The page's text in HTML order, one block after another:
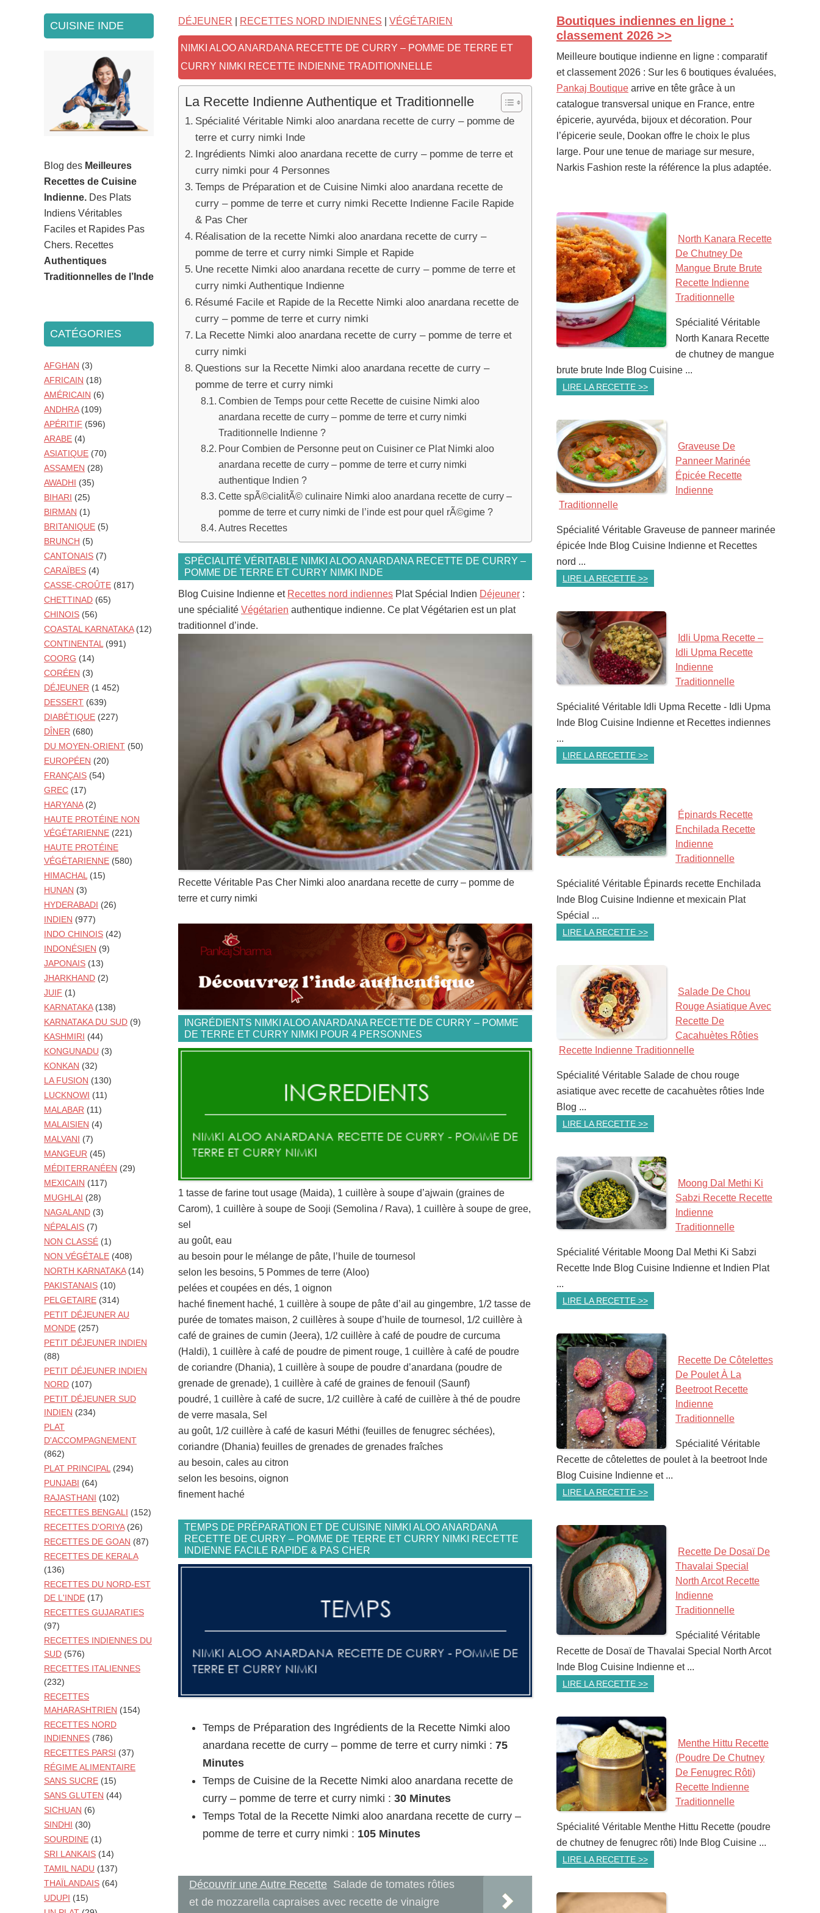
DÉJEUNER RECETTES NORD INDIENNES VÉGÉTARIEN
NIMKI ALOO ANARDANA RECETTE DE CURRY – POMME DE TERRE ET
CURRY NIMKI RECETTE INDIENNE TRADITIONNELLE
La Recette Indienne Authentique et Traditionnelle
Spécialité Véritable Nimki aloo anardana recette de curry – pomme de
terre et curry nimki Inde
Ingrédients Nimki aloo anardana recette de curry – pomme de terre et
curry nimki pour 4 Personnes
Temps de Préparation et de Cuisine Nimki aloo anardana recette de
curry – pomme de terre et curry nimki Recette Indienne Facile Rapide
& Pas Cher
Réalisation de la recette Nimki aloo anardana recette de curry –
pomme de terre et curry nimki Simple et Rapide
Une recette Nimki aloo anardana recette de curry – pomme de terre et
curry nimki Authentique Indienne
Résumé Facile et Rapide de la Recette Nimki aloo anardana recette de
curry – pomme de terre et curry nimki
La Recette Nimki aloo anardana recette de curry – pomme de terre et
curry nimki
Questions sur la Recette Nimki aloo anardana recette de curry –
pomme de terre et curry nimki
Combien de Temps pour cette Recette de cuisine Nimki aloo
anardana recette de curry – pomme de terre et curry nimki
Traditionnelle Indienne ?
Pour Combien de Personne peut on Cuisiner ce Plat Nimki aloo
anardana recette de curry – pomme de terre et curry nimki
authentique Indien ?
Cette spÃ©cialitÃ© culinaire Nimki aloo anardana recette de curry –
pomme de terre et curry nimki de l’inde est pour quel rÃ©gime ?
Autres Recettes
SPÉCIALITÉ VÉRITABLE NIMKI ALOO ANARDANA RECETTE DE CURRY –
POMME DE TERRE ET CURRY NIMKI INDE
Blog Cuisine Indienne et Recettes nord indiennes Plat Spécial Indien Déjeuner :
une spécialité Végétarien authentique indienne. Ce plat Végétarien est un plat
traditionnel d’inde.
Recette Véritable Pas Cher Nimki aloo anardana recette de curry – pomme de
terre et curry nimki
INGRÉDIENTS NIMKI ALOO ANARDANA RECETTE DE CURRY – POMME
DE TERRE ET CURRY NIMKI POUR 4 PERSONNES
1 tasse de farine tout usage (Maida), 1 cuillère à soupe d’ajwain (graines de
Carom), 1 cuillère à soupe de Sooji (Semolina / Rava), 1 cuillère à soupe de gree,
sel
au goût, eau
au besoin pour le mélange de pâte, l’huile de tournesol
selon les besoins, 5 Pommes de terre (Aloo)
pelées et coupées en dés, 1 oignon
haché finement haché, 1 cuillère à soupe de pâte d’ail au gingembre, 1/2 tasse de
purée de tomates maison, 2 cuillères à soupe d’huile de tournesol, 1/2 cuillère à
café de graines de cumin (Jeera), 1/2 cuillère à café de poudre de curcuma
(Haldi), 1 cuillère à café de poudre de piment rouge, 1 cuillère à café de poudre
de coriandre (Dhania), 1 cuillère à soupe de poudre d’anardana (poudre de
grenade de grenade), 1 cuillère à café de graines de fenouil (Saunf)
poudré, 1 cuillère à café de sucre, 1/2 cuillère à café de cuillère à thé de poudre
de verre masala, Sel
au goût, 1/2 cuillère à café de kasuri Méthi (feuilles de fenugrec séchées),
coriandre (Dhania) feuilles de grenades de grenades fraîches
au besoin, cales au citron
selon les besoins, oignon
finement haché
TEMPS DE PRÉPARATION ET DE CUISINE NIMKI ALOO ANARDANA
RECETTE DE CURRY – POMME DE TERRE ET CURRY NIMKI RECETTE
INDIENNE FACILE RAPIDE & PAS CHER
Temps de Préparation des Ingrédients de la Recette Nimki aloo
anardana recette de curry – pomme de terre et curry nimki : 75
Minutes
Temps de Cuisine de la Recette Nimki aloo anardana recette de
curry – pomme de terre et curry nimki : 30 Minutes
Temps Total de la Recette Nimki aloo anardana recette de curry –
pomme de terre et curry nimki : 105 Minutes
Découvrir une Autre Recette Salade de tomates rôties
et de mozzarella capraises avec recette de vinaigre
PRIMARY
SIDEBAR
Boutiques indiennes en ligne :
classement 2026 >>
Meilleure boutique indienne en ligne : comparatif
et classement 2026 : Sur les 6 boutiques évaluées,
Pankaj Boutique arrive en tête grâce à un
catalogue transversal unique en France, entre
épicerie, ayurvéda, bijoux et décoration. Pour
l’épicerie seule, Dookan offre le choix le plus
large. Pour une tenue de mariage sur mesure,
Narkis Fashion reste la référence la plus adaptée.
North Kanara Recette
De Chutney De
Mangue Brute Brute
Recette Indienne
Traditionnelle
Spécialité Véritable
North Kanara Recette
de chutney de mangue
brute brute Inde Blog Cuisine ...
LIRE LA RECETTE >>
Graveuse De
Panneer Marinée
Épicée Recette
Indienne
Traditionnelle
Spécialité Véritable Graveuse de panneer marinée
épicée Inde Blog Cuisine Indienne et Recettes
nord ...
LIRE LA RECETTE >>
Idli Upma Recette –
Idli Upma Recette
Indienne
Traditionnelle
Spécialité Véritable Idli Upma Recette - Idli Upma
Inde Blog Cuisine Indienne et Recettes indiennes
...
LIRE LA RECETTE >>
Épinards Recette
Enchilada Recette
Indienne
Traditionnelle
Spécialité Véritable Épinards recette Enchilada
Inde Blog Cuisine Indienne et mexicain Plat
Spécial ...
LIRE LA RECETTE >>
Salade De Chou
Rouge Asiatique Avec
Recette De
Cacahuètes Rôties
Recette Indienne Traditionnelle
Spécialité Véritable Salade de chou rouge
asiatique avec recette de cacahuètes rôties Inde
Blog ...
LIRE LA RECETTE >>
Moong Dal Methi Ki
Sabzi Recette Recette
Indienne
Traditionnelle
Spécialité Véritable Moong Dal Methi Ki Sabzi
Recette Inde Blog Cuisine Indienne et Indien Plat
...
LIRE LA RECETTE >>
Recette De Côtelettes
De Poulet À La
Beetroot Recette
Indienne
Traditionnelle
Spécialité Véritable
Recette de côtelettes de poulet à la beetroot Inde
Blog Cuisine Indienne et ...
LIRE LA RECETTE >>
Recette De Dosaï De
Thavalai Special
North Arcot Recette
Indienne
Traditionnelle
Spécialité Véritable
Recette de Dosaï de Thavalai Special North Arcot
Inde Blog Cuisine Indienne et ...
LIRE LA RECETTE >>
Menthe Hittu Recette
(poudre De Chutney
De Fenugrec Rôti)
Recette Indienne
Traditionnelle
Spécialité Véritable Menthe Hittu Recette (poudre
de chutney de fenugrec rôti) Inde Blog Cuisine ...
LIRE LA RECETTE >>
SECONDARY
SIDEBAR
CUISINE INDE
Blog des Meilleures
Recettes de Cuisine
Indienne. Des Plats
Indiens Véritables
Faciles et Rapides Pas
Chers. Recettes
Authentiques
Traditionnelles de l’Inde
CATÉGORIES
AFGHAN (3)
AFRICAIN (18)
AMÉRICAIN (6)
ANDHRA(109)
APÉRITIF (596)
ARABE (4)
ASIATIQUE (70)
ASSAMEN (28)
AWADHI (35)
BIHARI (25)
BIRMAN (1)
BRITANIQUE (5)
BRUNCH (5)
CANTONAIS (7)
CARAÏBES (4)
CASSE-CROÛTE (817)
CHETTINAD (65)
CHINOIS (56)
COASTAL KARNATAKA(12)
CONTINENTAL(991)
COORG (14)
CORÉEN (3)
DÉJEUNER (1 452)
DESSERT (639)
DIABÉTIQUE (227)
DÎNER (680)
DU MOYEN-ORIENT (50)
EUROPÉEN (20)
FRANÇAIS (54)
GREC (17)
HARYANA(2)
HAUTE PROTÉINE NON
VÉGÉTARIENNE (221)
HAUTE PROTÉINE
VÉGÉTARIENNE (580)
HIMACHAL(15)
HUNAN (3)
HYDERABADI (26)
INDIEN (977)
INDO CHINOIS (42)
INDONÉSIEN (9)
JAPONAIS (13)
JHARKHAND (2)
JUIF (1)
KARNATAKA(138)
KARNATAKA DU SUD (9)
KASHMIRI (44)
KONGUNADU (3)
KONKAN (32)
LA FUSION (130)
LUCKNOWI (11)
MALABAR (11)
MALAISIEN (4)
MALVANI (7)
MANGEUR (45)
MÉDITERRANÉEN (29)
MEXICAIN (117)
MUGHLAI (28)
NAGALAND (3)
NÉPALAIS (7)
NON CLASSÉ (1)
NON VÉGÉTALE (408)
NORTH KARNATAKA(14)
PAKISTANAIS (10)
PELGETAIRE (314)
PETIT DÉJEUNER AU
MONDE (257)
PETIT DÉJEUNER INDIEN
(88)
PETIT DÉJEUNER INDIEN
NORD (107)
PETIT DÉJEUNER SUD
INDIEN (234)
PLAT
D'ACCOMPAGNEMENT
(862)
PLAT PRINCIPAL(294)
PUNJABI (64)
RAJASTHANI (102)
RECETTES BENGALI (152)
RECETTES D'ORIYA(26)
RECETTES DE GOAN (87)
RECETTES DE KERALA
(136)
RECETTES DU NORD-EST
DE L'INDE (17)
RECETTES GUJARATIES
(97)
RECETTES INDIENNES DU
SUD (576)
RECETTES ITALIENNES
(232)
RECETTES
MAHARASHTRIEN (154)
RECETTES NORD
INDIENNES (786)
RECETTES PARSI (37)
RÉGIME ALIMENTAIRE
SANS SUCRE (15)
SANS GLUTEN (44)
SICHUAN (6)
SINDHI (30)
SOURDINE (1)
SRI LANKAIS (14)
TAMIL NADU (137)
THAÏLANDAIS (64)
UDUPI (15)